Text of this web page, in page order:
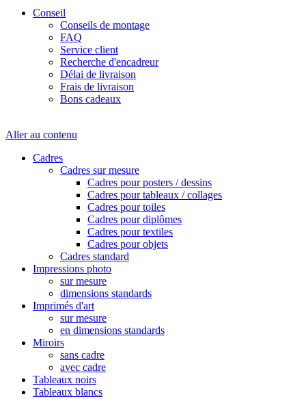
Conseil
Conseils de montage
FAQ
Service client
Recherche d'encadreur
Délai de livraison
Frais de livraison
Bons cadeaux
Aller au contenu
Cadres
Cadres sur mesure
Cadres pour posters / dessins
Cadres pour tableaux / collages
Cadres pour toiles
Cadres pour diplômes
Cadres pour textiles
Cadres pour objets
Cadres standard
Impressions photo
sur mesure
dimensions standards
Imprimés d'art
sur mesure
en dimensions standards
Miroirs
sans cadre
avec cadre
Tableaux noirs
Tableaux blancs